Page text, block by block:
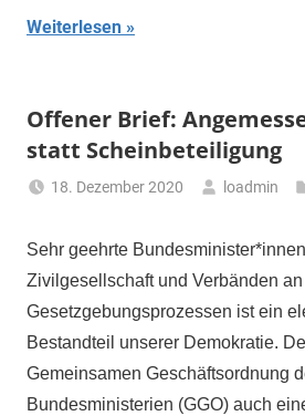
Weiterlesen
Offener Brief:
statt Scheinbeteiligung
18. Dezember 2020 loadmin
Sehr geehrte
Zivilgesellschaft und Verbänden an
Gesetzgebungsprozessen ist ein
Bestandteil unserer Demokratie.
Gemeinsamen Geschäftsordnung
Bundesministerien (GGO) auch